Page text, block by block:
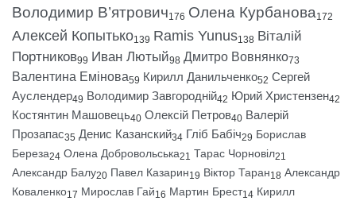
Володимир В’ятрович176 Олена Курбанова172
Алексей Копытько139 Ramis Yunus138 Віталій
Портников99 Иван Лютый98 Дмитро Вовнянко73
Валентина Емінова59 Кирилл Данильченко52 Сергей
Ауслендер49 Володимир Завгородній42 Юрий Христензен42
Костянтин Машовець40 Олексій Петров40 Валерій
Прозапас35 Денис Казанский34 Гліб Бабіч29 Борислав
Береза24 Олена Добровольська21 Тарас Чорновіл21
Александр Балу20 Павел Казарин19 Віктор Таран18 Александр
Коваленко17 Мирослав Гай16 Мартин Брест14 Кирилл